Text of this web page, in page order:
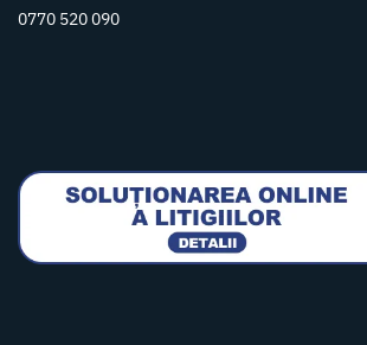
0770 520 090